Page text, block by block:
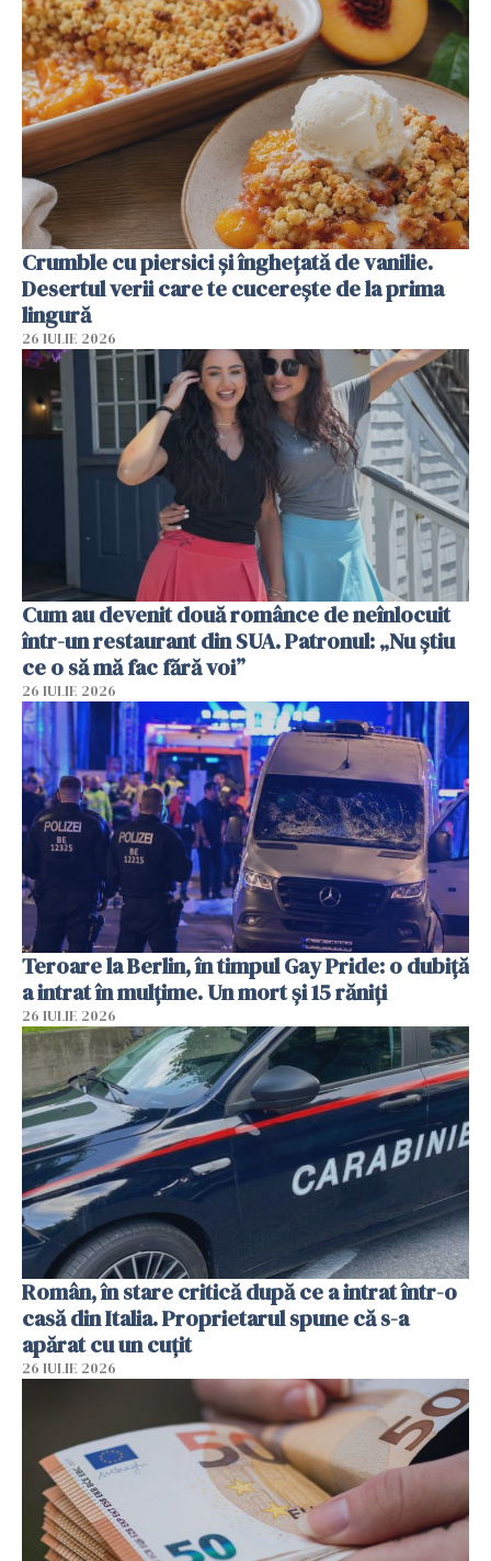
Crumble cu piersici și înghețată de vanilie.
Desertul verii care te cucerește de la prima
lingură
26 IULIE 2026
Cum au devenit două românce de neînlocuit
într-un restaurant din SUA. Patronul: „Nu știu
ce o să mă fac fără voi”
26 IULIE 2026
Teroare la Berlin, în timpul Gay Pride: o dubiță
a intrat în mulțime. Un mort și 15 răniți
26 IULIE 2026
Român, în stare critică după ce a intrat într-o
casă din Italia. Proprietarul spune că s-a
apărat cu un cuțit
26 IULIE 2026